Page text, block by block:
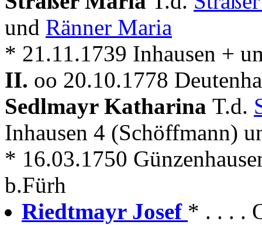
und Ränner Maria
* 21.11.1739 Inhausen +
II. oo 20.10.1778
Sedlmayr Katharina T.d.
Inhausen 4 (Schöffmann)
* 16.03.1750
b.Fürh
Riedtmayr Josef * . . . .